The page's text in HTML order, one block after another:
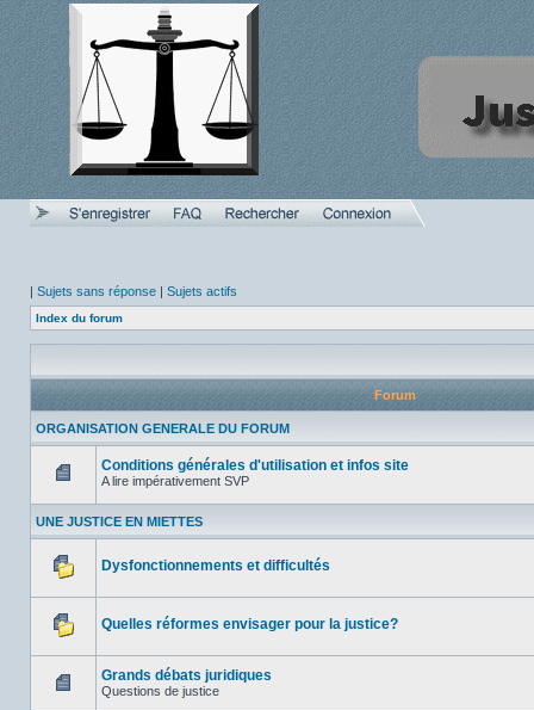
| Sujets sans réponse | Sujets actifs
Index du forum
Forum
ORGANISATION GENERALE DU FORUM
message
non
lu
Conditions générales d'utilisation et infos site
A lire impérativement SVP
UNE JUSTICE EN MIETTES
message
Dysfonctionnements et difficultés
message
non
Quelles réformes envisager pour la justice?
Grands débats juridiques
Questions de justice